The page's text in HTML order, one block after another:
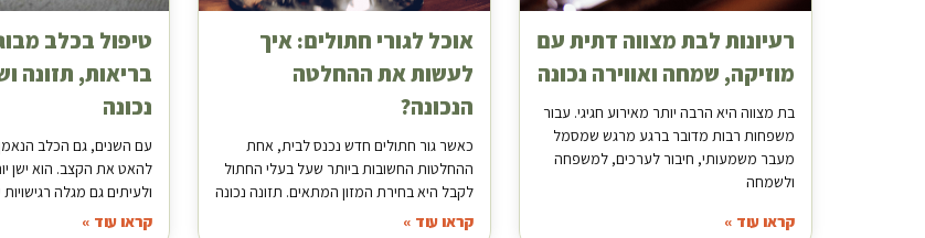
רעיונות לבת מצווה דתית עם
מוזיקה, שמחה ואווירה נכונה
בת מצווה היא הרבה יותר מאירוע חגיגי. עבור
משפחות רבות מדובר ברגע מרגש שמסמל
מעבר משמעותי, חיבור לערכים, למשפחה
ולשמחה
קראו עוד »
אוכל לגורי חתולים: איך
לעשות את ההחלטה
הנכונה?
כאשר גור חתולים חדש נכנס לבית, אחת
ההחלטות החשובות ביותר שעל בעלי החתול
לקבל היא בחירת המזון המתאים. תזונה נכונה
קראו עוד »
טיפול בכלב
בריאות, תזונה
נכונה
עם השנים, גם הכלב
להאט את הקצב. הוא ישן
ולעיתים גם מגלה
קראו עוד »